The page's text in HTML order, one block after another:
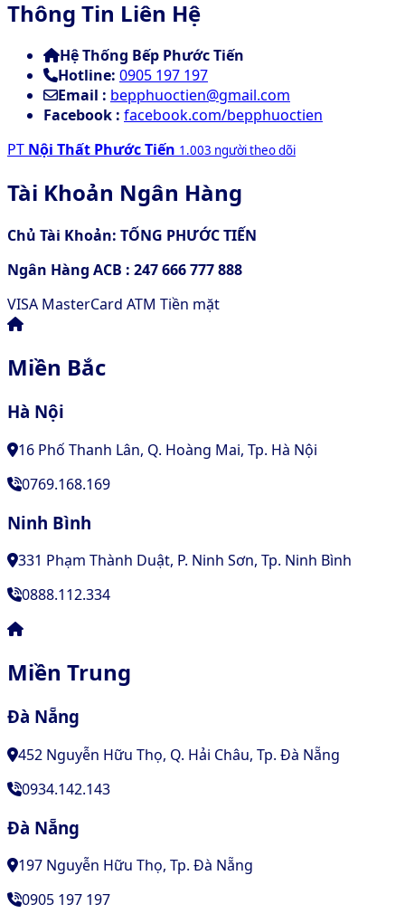
Thông Tin Liên Hệ
Hệ Thống Bếp Phước Tiến
Hotline: 0905 197 197
Email : bepphuoctien@gmail.com
Facebook : facebook.com/bepphuoctien
PT Nội Thất Phước Tiến 1.003 người theo dõi
Tài Khoản Ngân Hàng
Chủ Tài Khoản: TỐNG PHƯỚC TIẾN
Ngân Hàng ACB : 247 666 777 888
VISA MasterCard ATM Tiền mặt
Miền Bắc
Hà Nội
16 Phố Thanh Lân, Q. Hoàng Mai, Tp. Hà Nội
0769.168.169
Ninh Bình
331 Phạm Thành Duật, P. Ninh Sơn, Tp. Ninh Bình
0888.112.334
Miền Trung
Đà Nẵng
452 Nguyễn Hữu Thọ, Q. Hải Châu, Tp. Đà Nẵng
0934.142.143
Đà Nẵng
197 Nguyễn Hữu Thọ, Tp. Đà Nẵng
0905 197 197